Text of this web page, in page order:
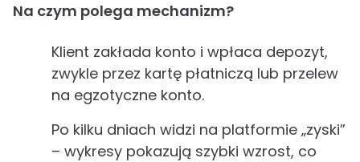
Na czym polega mechanizm?
Klient zakłada konto i wpłaca depozyt,
zwykle przez kartę płatniczą lub przelew
na egzotyczne konto.
Po kilku dniach widzi na platformie „zyski”
– wykresy pokazują szybki wzrost, co